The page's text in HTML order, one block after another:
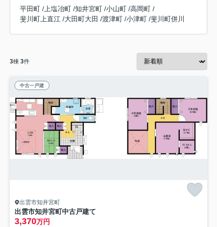
平田町 / 上塩冶町 /知井宮町 /小山町 /高岡町 /
斐川町上直江 /大田町大田 /渡津町 /小津町 /斐川町併川
3棟 3件
中古一戸建
出雲市知井宮町
出雲市知井宮町中古戸建て
3,370万円